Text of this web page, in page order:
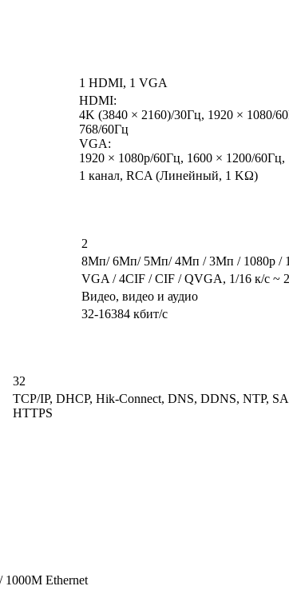
1 HDMI, 1 VGA
HDMI:
4K (3840 × 2160)/30Гц, 1920 × 1080/
768/60Гц
VGA:
1920 × 1080p/60Гц, 1600 × 1200/
1 канал, RCA (Линейный, 1 KΩ)
2
8Мп/ 6Мп/ 5Мп/ 4Мп / 3Мп / 1080p /
VGA / 4CIF / CIF / QVGA, 1/16 к/с ~
Видео, видео и аудио
32-16384 кбит/с
32
TCP/IP, DHCP, Hik-Connect, DNS, DDNS, NTP,
HTTPS
1000M Ethernet